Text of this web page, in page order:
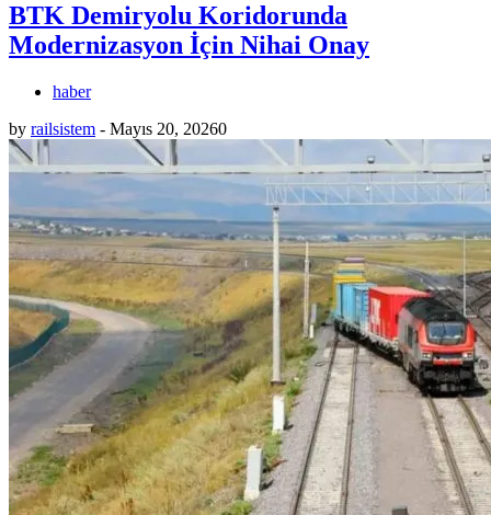
BTK Demiryolu Koridorunda
Modernizasyon İçin Nihai Onay
haber
by railsistem - Mayıs 20, 20260